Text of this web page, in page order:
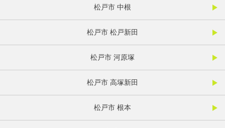
松戸市 中根
松戸市 松戸新田
松戸市 河原塚
松戸市 高塚新田
松戸市 根本